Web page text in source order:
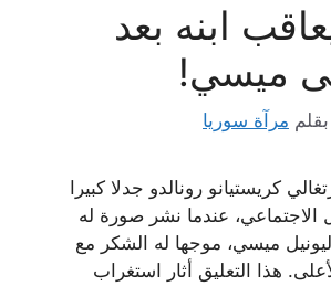
ابنه بعد
ميسي!
بقلم مرآة سوريا
كريستيانو رونالدو جدلا كبيرا
عندما نشر صورة له
ليونيل ميسي، موجها له الشكر مع
هذا التعليق أثار استغراب